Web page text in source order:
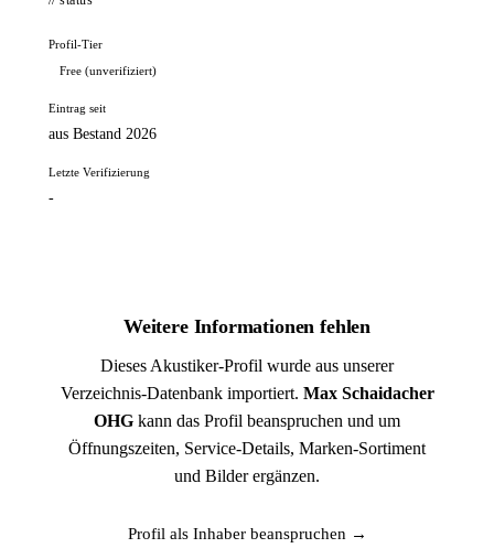
Profil-Tier
Free (unverifiziert)
Eintrag seit
aus Bestand 2026
Letzte Verifizierung
-
Weitere Informationen fehlen
Dieses Akustiker-Profil wurde aus unserer
Verzeichnis-Datenbank importiert. Max Schaidacher
OHG kann das Profil beanspruchen und um
Öffnungszeiten, Service-Details, Marken-Sortiment
und Bilder ergänzen.
Profil als Inhaber beanspruchen →